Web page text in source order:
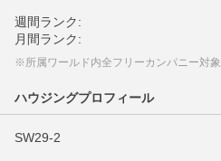
週間ランク:
月間ランク:
※所属ワールド内全フリーカンパニー対象
ハウジングプロフィール
SW29-2